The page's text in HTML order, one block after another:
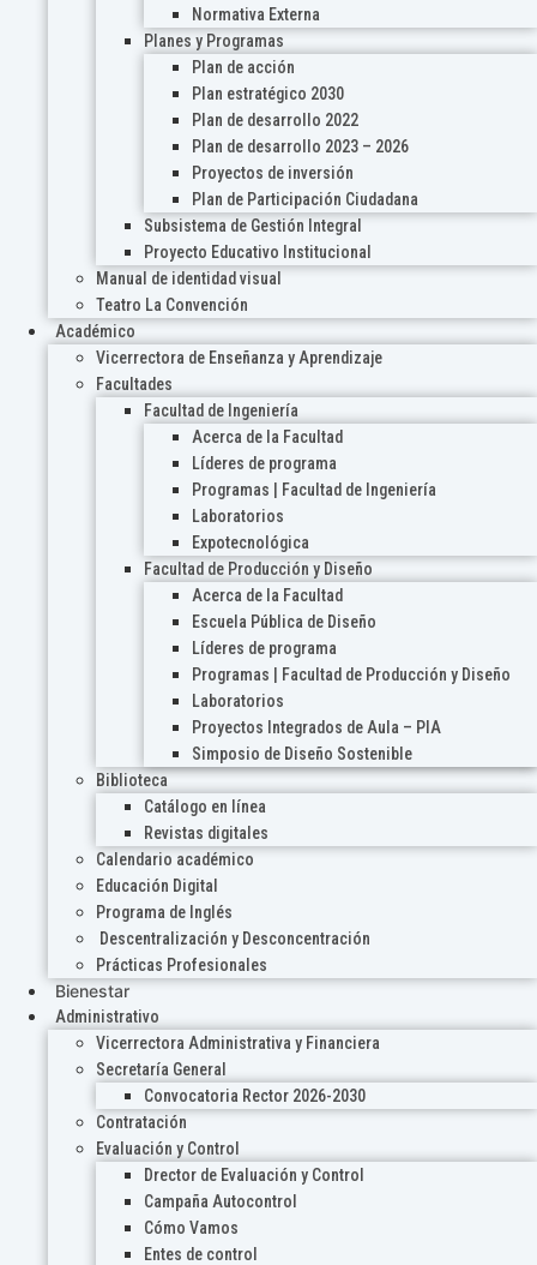
Normativa Externa
Planes y Programas
Plan de acción
Plan estratégico 2030
Plan de desarrollo 2022
Plan de desarrollo 2023 – 2026
Proyectos de inversión
Plan de Participación Ciudadana
Subsistema de Gestión Integral
Proyecto Educativo Institucional
Manual de identidad visual
Teatro La Convención
Académico
Vicerrectora de Enseñanza y Aprendizaje
Facultades
Facultad de Ingeniería
Acerca de la Facultad
Líderes de programa
Programas | Facultad de Ingeniería
Laboratorios
Expotecnológica
Facultad de Producción y Diseño
Acerca de la Facultad
Escuela Pública de Diseño
Líderes de programa
Programas | Facultad de Producción y Diseño
Laboratorios
Proyectos Integrados de Aula – PIA
Simposio de Diseño Sostenible
Biblioteca
Catálogo en línea
Revistas digitales
Calendario académico
Educación Digital
Programa de Inglés
Descentralización y Desconcentración
Prácticas Profesionales
Bienestar
Administrativo
Vicerrectora Administrativa y Financiera
Secretaría General
Convocatoria Rector 2026-2030
Contratación
Evaluación y Control
Drector de Evaluación y Control
Campaña Autocontrol
Cómo Vamos
Entes de control